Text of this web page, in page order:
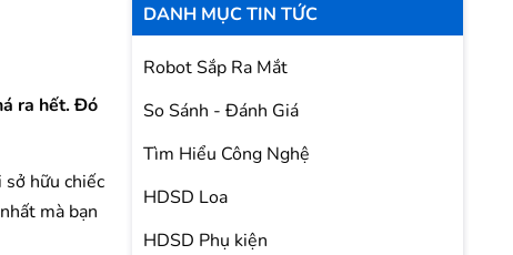
ra hết. Đó
hữu chiếc
mà bạn
DANH MỤC TIN TỨC
Robot Sắp Ra Mắt
So Sánh - Đánh Giá
Tìm Hiểu Công Nghệ
HDSD Loa
HDSD Phụ kiện